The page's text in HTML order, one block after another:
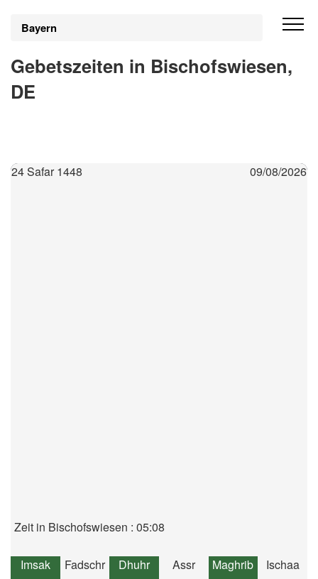
Bayern
Gebetszeiten in Bischofswiesen,
DE
24 Safar 1448 09/08/2026
Zeit in Bischofswiesen : 05:08
Imsak Fadschr Dhuhr Assr Maghrib Ischaa